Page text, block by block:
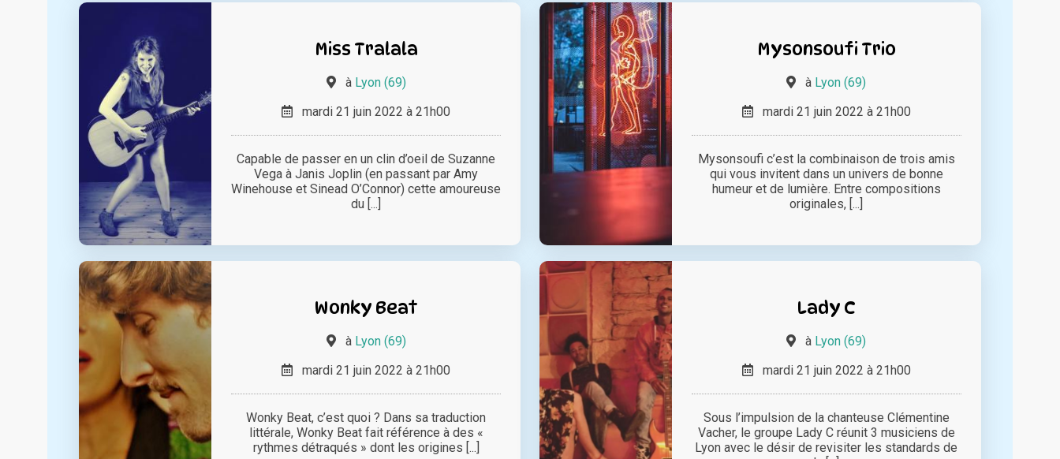
Miss Tralala
à Lyon (69)
mardi 21 juin 2022 à 21h00
Capable de passer en un clin d’oeil de Suzanne
Vega à Janis Joplin (en passant par Amy
Winehouse et Sinead O’Connor) cette amoureuse
du [...]
Mysonsoufi Trio
à Lyon (69)
mardi 21 juin 2022 à 21h00
Mysonsoufi c’est la combinaison de trois amis
qui vous invitent dans un univers de bonne
humeur et de lumière. Entre compositions
originales, [...]
Wonky Beat
à Lyon (69)
mardi 21 juin 2022 à 21h00
Wonky Beat, c’est quoi ? Dans sa traduction
littérale, Wonky Beat fait référence à des «
rythmes détraqués » dont les origines [...]
Lady C
à Lyon (69)
mardi 21 juin 2022 à 21h00
Sous l’impulsion de la chanteuse Clémentine
Vacher, le groupe Lady C réunit 3 musiciens de
Lyon avec le désir de revisiter les standards de